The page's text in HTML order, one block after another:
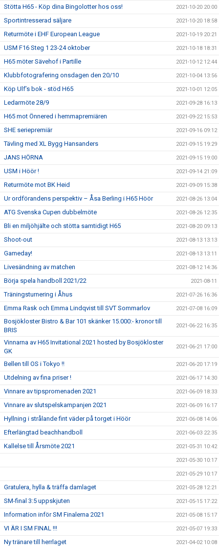
Stötta H65 - Köp dina Bingolotter hos oss! 2021-10-20 20:00
Sportintresserad säljare 2021-10-20 18:58
Returmöte i EHF European League 2021-10-19 20:21
USM F16 Steg 1 23-24 oktober 2021-10-18 18:31
H65 möter Sävehof i Partille 2021-10-12 12:44
Klubbfotografering onsdagen den 20/10 2021-10-04 13:56
Köp Ulf’s bok - stöd H65 2021-10-01 12:05
Ledarmöte 28/9 2021-09-28 16:13
H65 mot Önnered i hemmapremiären 2021-09-22 15:53
SHE seriepremiär 2021-09-16 09:12
Tävling med XL Bygg Hansanders 2021-09-15 19:29
JANS HÖRNA 2021-09-15 19:00
USM i Höör ! 2021-09-14 21:09
Returmöte mot BK Heid 2021-09-09 15:38
Ur ordförandens perspektiv – Åsa Berling i H65 Höör 2021-08-26 13:04
ATG Svenska Cupen dubbelmöte 2021-08-26 12:35
Bli en miljöhjälte och stötta samtidigt H65 2021-08-20 09:13
Shoot-out 2021-08-13 13:13
Gameday! 2021-08-13 13:11
Livesändning av matchen 2021-08-12 14:36
Börja spela handboll 2021/22 2021-08-11
Träningsturnering i Åhus 2021-07-26 16:36
Emma Rask och Emma Lindqvist till SVT Sommarlov 2021-07-08 16:09
Bosjökloster Bistro & Bar 101 skänker 15.000:- kronor till
BRIS
2021-06-22 16:35
Vinnarna av H65 Invitational 2021 hosted by Bosjökloster
GK
2021-06-21 17:00
Bellen till OS i Tokyo !! 2021-06-20 17:19
Utdelning av fina priser ! 2021-06-17 14:30
Vinnare av tipspromenaden 2021 2021-06-09 18:33
Vinnare av slutspelskampanjen 2021 2021-06-09 16:17
Hyllning i strålande fint väder på torget i Höör 2021-06-08 14:06
Efterlängtad beachhandboll 2021-06-03 22:35
Kallelse till Årsmöte 2021 2021-05-31 10:42
2021-05-30 10:17
2021-05-29 10:17
Gratulera, hylla & träffa damlaget 2021-05-28 12:21
SM-final 3:5 uppskjuten 2021-05-15 17:22
Information inför SM Finalerna 2021 2021-05-08 15:17
VI ÄR I SM FINAL !!! 2021-05-07 19:33
Ny tränare till herrlaget 2021-04-02 10:08